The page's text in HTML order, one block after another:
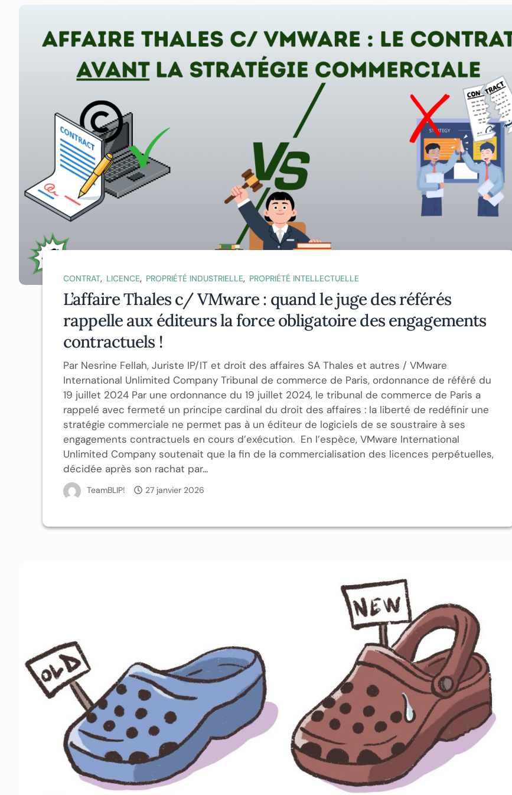
CONTRAT, LICENCE, PROPRIÉTÉ INDUSTRIELLE, PROPRIÉTÉ INTELLECTUELLE
L’affaire Thales c/ VMware : quand le juge des référés
rappelle aux éditeurs la force obligatoire des engagements
contractuels !
Par Nesrine Fellah, Juriste IP/IT et droit des affaires SA Thales et autres / VMware
International Unlimited Company Tribunal de commerce de Paris, ordonnance de référé du
19 juillet 2024 Par une ordonnance du 19 juillet 2024, le tribunal de commerce de Paris a
rappelé avec fermeté un principe cardinal du droit des affaires : la liberté de redéfinir une
stratégie commerciale ne permet pas à un éditeur de logiciels de se soustraire à ses
engagements contractuels en cours d’exécution. En l’espèce, VMware International
Unlimited Company soutenait que la fin de la commercialisation des licences perpétuelles,
décidée après son rachat par...
TeamBLIP! 27 janvier 2026